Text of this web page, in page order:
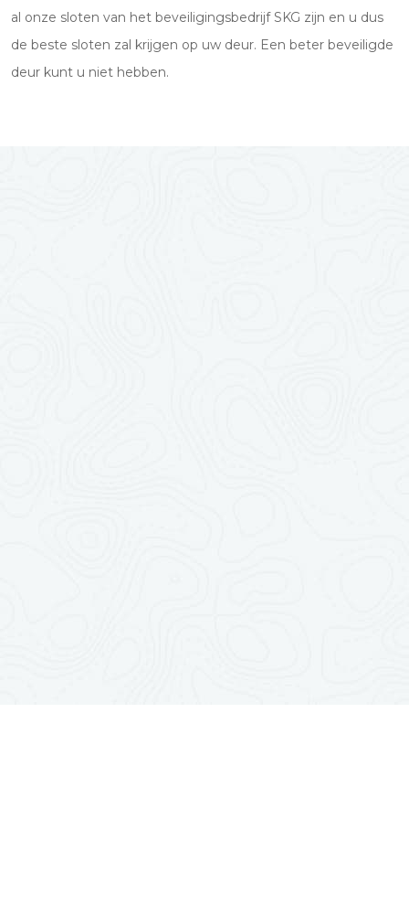
al onze sloten van het beveiligingsbedrijf SKG zijn en u dus
de beste sloten zal krijgen op uw deur. Een beter beveiligde
deur kunt u niet hebben.